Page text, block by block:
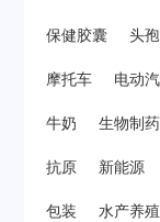
保健胶囊 头孢
摩托车 电动
牛奶 生物制药
抗原 新能源
包装 水产养殖